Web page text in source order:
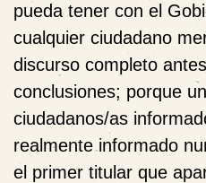
pueda tener con el
cualquier ciudadano
discurso completo
conclusiones; porque
ciudadanos/as
realmente informado
el primer titular que